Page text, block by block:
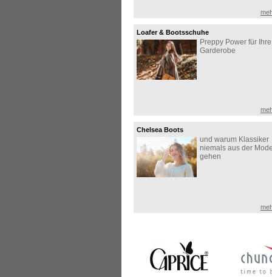
Loafer & Bootsschuhe
Preppy Power für Ihre
Garderobe
Chelsea Boots
und warum Klassiker
niemals aus der
gehen